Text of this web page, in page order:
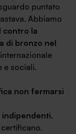
puntato
Abbiamo
contro la
di bronzo nel
e sociali.
non fermarsi
,